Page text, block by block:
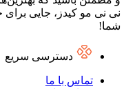
نی نی مو کیدز، جایی
شما!
دسترسی سریع
تماس با ما